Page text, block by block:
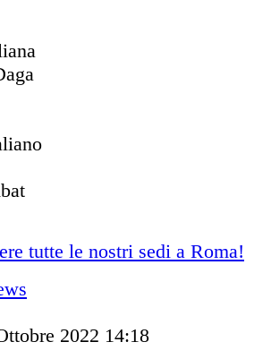
tutte le nostri sedi a Roma!
2022 14:18